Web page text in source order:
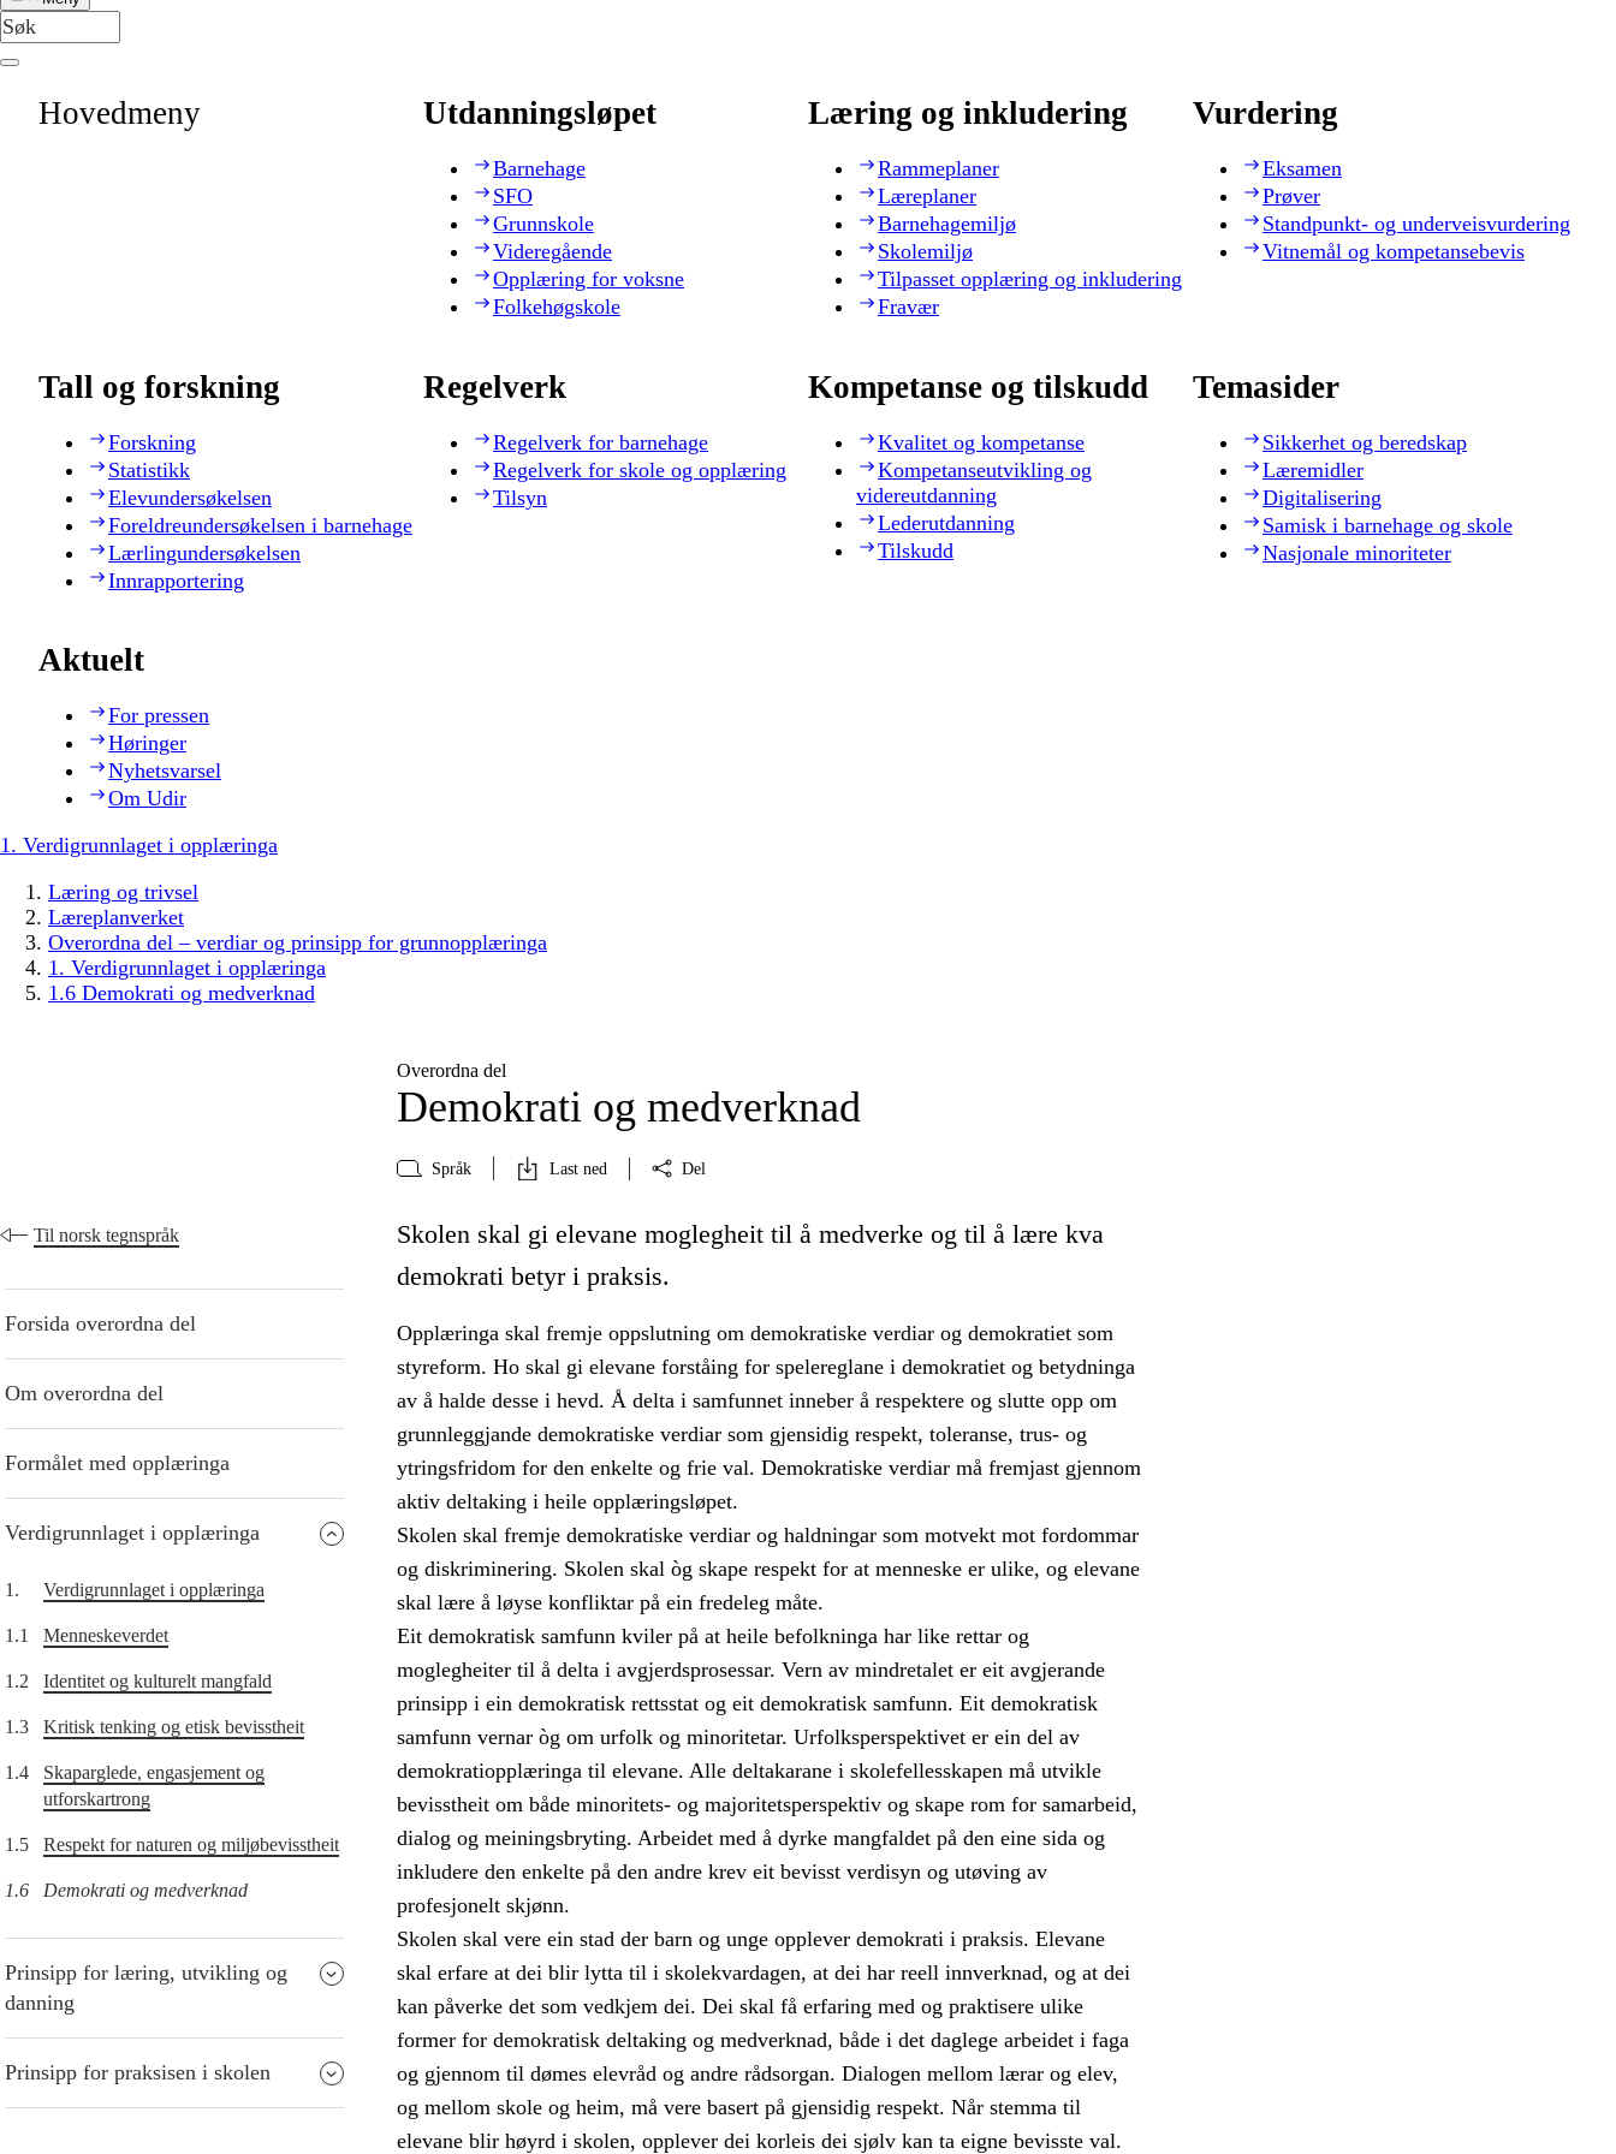
Hovedmeny Utdanningsløpet
Barnehage
SFO
Grunnskole
Videregående
Opplæring for voksne
Folkehøgskole
Læring og inkludering
Rammeplaner
Læreplaner
Barnehagemiljø
Skolemiljø
Tilpasset opplæring og inkludering
Fravær
Vurdering
Eksamen
Prøver
Standpunkt- og underveisvurdering
Vitnemål og kompetansebevis
Tall og forskning
Forskning
Statistikk
Elevundersøkelsen
Foreldreundersøkelsen i barnehage
Lærlingundersøkelsen
Innrapportering
Regelverk
Regelverk for barnehage
Regelverk for skole og opplæring
Tilsyn
Kompetanse og tilskudd
Kvalitet og kompetanse
Kompetanseutvikling og
videreutdanning
Lederutdanning
Tilskudd
Temasider
Sikkerhet og beredskap
Læremidler
Digitalisering
Samisk i barnehage og skole
Nasjonale minoriteter
Aktuelt
For pressen
Høringer
Nyhetsvarsel
Om Udir
1. Verdigrunnlaget i opplæringa
Læring og trivsel
Læreplanverket
Overordna del – verdiar og prinsipp for grunnopplæringa
1. Verdigrunnlaget i opplæringa
1.6 Demokrati og medverknad
Overordna del
Demokrati og medverknad
Språk Last ned Del
Til norsk tegnspråk
Forsida overordna del
Om overordna del
Formålet med opplæringa
Verdigrunnlaget i opplæringa
1. Verdigrunnlaget i opplæringa
1.1 Menneskeverdet
1.2 Identitet og kulturelt mangfald
1.3 Kritisk tenking og etisk bevisstheit
1.4
Skaparglede, engasjement og
utforskartrong
1.5 Respekt for naturen og miljøbevisstheit
1.6 Demokrati og medverknad
Prinsipp for læring, utvikling og
danning
Prinsipp for praksisen i skolen
Skolen skal gi elevane moglegheit til å medverke og til å lære kva
demokrati betyr i praksis.
Opplæringa skal fremje oppslutning om demokratiske verdiar og demokratiet som
styreform. Ho skal gi elevane forståing for spelereglane i demokratiet og betydninga
av å halde desse i hevd. Å delta i samfunnet inneber å respektere og slutte opp om
grunnleggjande demokratiske verdiar som gjensidig respekt, toleranse, trus- og
ytringsfridom for den enkelte og frie val. Demokratiske verdiar må fremjast gjennom
aktiv deltaking i heile opplæringsløpet.
Skolen skal fremje demokratiske verdiar og haldningar som motvekt mot fordommar
og diskriminering. Skolen skal òg skape respekt for at menneske er ulike, og elevane
skal lære å løyse konfliktar på ein fredeleg måte.
Eit demokratisk samfunn kviler på at heile befolkninga har like rettar og
moglegheiter til å delta i avgjerdsprosessar. Vern av mindretalet er eit avgjerande
prinsipp i ein demokratisk rettsstat og eit demokratisk samfunn. Eit demokratisk
samfunn vernar òg om urfolk og minoritetar. Urfolksperspektivet er ein del av
demokratiopplæringa til elevane. Alle deltakarane i skolefellesskapen må utvikle
bevisstheit om både minoritets- og majoritetsperspektiv og skape rom for samarbeid,
dialog og meiningsbryting. Arbeidet med å dyrke mangfaldet på den eine sida og
inkludere den enkelte på den andre krev eit bevisst verdisyn og utøving av
profesjonelt skjønn.
Skolen skal vere ein stad der barn og unge opplever demokrati i praksis. Elevane
skal erfare at dei blir lytta til i skolekvardagen, at dei har reell innverknad, og at dei
kan påverke det som vedkjem dei. Dei skal få erfaring med og praktisere ulike
former for demokratisk deltaking og medverknad, både i det daglege arbeidet i faga
og gjennom til dømes elevråd og andre rådsorgan. Dialogen mellom lærar og elev,
og mellom skole og heim, må vere basert på gjensidig respekt. Når stemma til
elevane blir høyrd i skolen, opplever dei korleis dei sjølv kan ta eigne bevisste val.